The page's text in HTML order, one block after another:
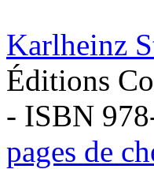
Karlheinz
Éditions
- ISBN
pages de